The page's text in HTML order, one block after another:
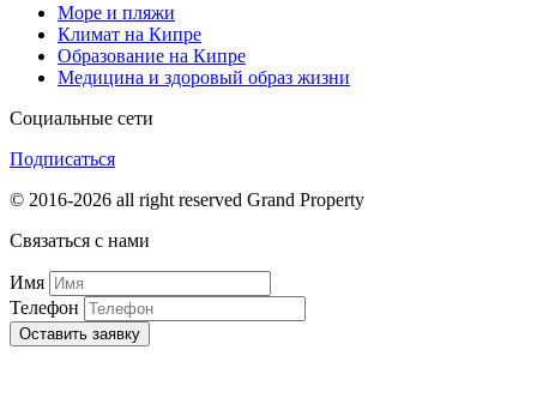
Море и пляжи
Климат на Кипре
Образование на Кипре
Медицина и здоровый образ жизни
Социальные сети
Подписаться
© 2016-2026 all right reserved Grand Property
Связаться с нами
Имя
Телефон
Оставить заявку